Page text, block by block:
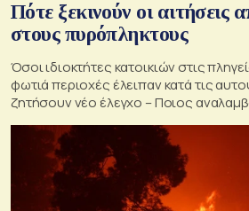
Πότε ξεκινούν οι αιτήσεις
στους πυρόπληκτους
Όσοι ιδιοκτήτες κατοικιών στις
φωτιά περιοχές έλειπαν κατά τις
ζητήσουν νέο έλεγχο – Ποιος